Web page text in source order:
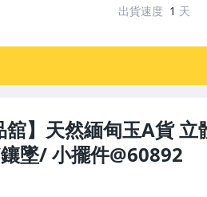
】天然緬甸玉A貨 立
墜/ 小擺件@60892
出貨速度 1 天